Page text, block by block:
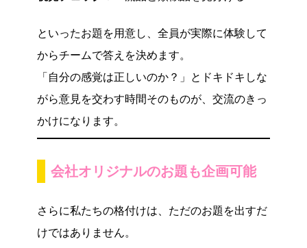
といったお題を用意し、全員が実際に体験して
からチームで答えを決めます。
「自分の感覚は正しいのか？」とドキドキしな
がら意見を交わす時間そのものが、交流のきっ
かけになります。
会社オリジナルのお題も企画可能
さらに私たちの格付けは、ただのお題を出すだ
けではありません。